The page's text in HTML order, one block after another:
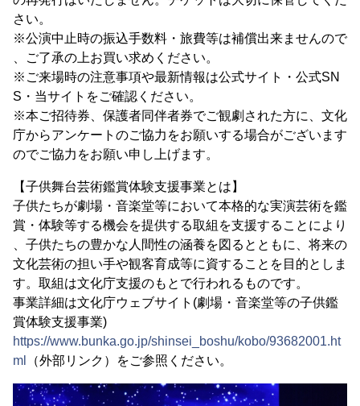
さい。
※公演中止時の振込手数料・旅費等は補償出来ませんので
、ご了承の上お買い求めください。
※ご来場時の注意事項や最新情報は公式サイト・公式SN
S・当サイトをご確認ください。
※本ご招待券、保護者同伴者券でご観劇された方に、文化
庁からアンケートのご協力をお願いする場合がございます
のでご協力をお願い申し上げます。
【子供舞台芸術鑑賞体験支援事業とは】
子供たちが劇場・音楽堂等において本格的な実演芸術を鑑
賞・体験等する機会を提供する取組を支援することにより
、子供たちの豊かな人間性の涵養を図るとともに、将来の
文化芸術の担い手や観客育成等に資することを目的としま
す。取組は文化庁支援のもとで行われるものです。
事業詳細は文化庁ウェブサイト(劇場・音楽堂等の子供鑑
賞体験支援事業)
https://www.bunka.go.jp/shinsei_boshu/kobo/93682001.ht
ml
（外部リンク）をご参照ください。